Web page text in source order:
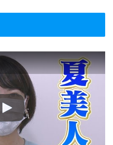
e
st